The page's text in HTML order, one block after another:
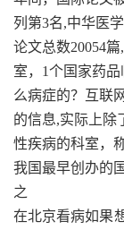
列第3名,中华医
论文总数20054
室，1个国家药
么病症的？互联
的信息,实际上除
性疾病的科室，
我国最早创办的
之
在北京看病如果